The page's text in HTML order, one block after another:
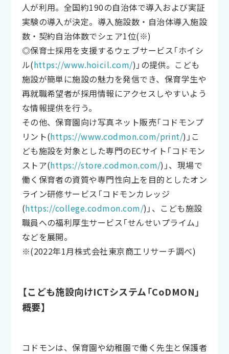
人が利用。全国約190の自治体で導入および実証
実験の導入が決定。導入施設数・自治体導入施設
数・契約自治体数でシェア1位(※)
◎保育士採用を支援するウェブサービス「ホイシ
ル(https://www.hoicil.com/)」の提供。こども
施設が簡単に施設の魅力を発信でき、保育学生や
再就職希望者が採用情報にアクセスしやすいよう
な情報提供を行う。
その他、保育園向け写真ネット販売「コドモンプ
リント(https://www.codmon.com/print/)」こ
ども施設を対象とした専門のECサイト「コドモン
ストア(https://store.codmon.com/)」、現場で
働く保育者の資質や専門性向上を目的としたオン
ライン研修サービス「コドモンカレッジ
(https://college.codmon.com/)」、こども施設
職員への福利厚生サービス「せんせいプライム」
などを展開。
※(2022年1月株式会社東京商工リサーチ調べ)
【こども施設向けICTシステム「CoDMON」
概要】
コドモンは、保育園や幼稚園で働く先生と保護者